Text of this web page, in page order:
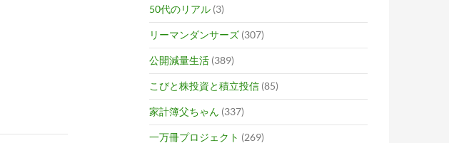
50代のリアル (3)
リーマンダンサーズ (307)
公開減量生活 (389)
こびと株投資と積立投信 (85)
家計簿父ちゃん (337)
一万冊プロジェクト (269)